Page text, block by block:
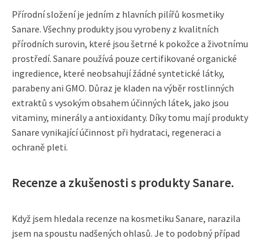
Přírodní složení je jedním z hlavních pilířů kosmetiky
Sanare. Všechny produkty jsou vyrobeny z kvalitních
přírodních surovin, které jsou šetrné k pokožce a životnímu
prostředí. Sanare používá pouze certifikované organické
ingredience, které neobsahují žádné syntetické látky,
parabeny ani GMO. Důraz je kladen na výběr rostlinných
extraktů s vysokým obsahem účinných látek, jako jsou
vitaminy, minerály a antioxidanty. Díky tomu mají produkty
Sanare vynikající účinnost při hydrataci, regeneraci a
ochraně pleti.
Recenze a zkušenosti s produkty Sanare.
Když jsem hledala recenze na kosmetiku Sanare, narazila
jsem na spoustu nadšených ohlasů. Je to podobný případ